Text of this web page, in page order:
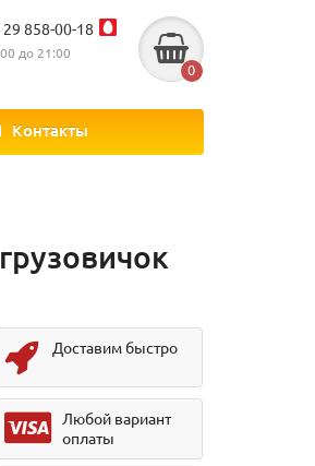
858-00-18
до 21:00
0
Контакты
Доставим быстро
Любой вариант
оплаты